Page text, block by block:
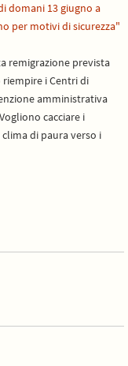
domani 13 giugno a
per motivi di sicurezza"
remigrazione prevista
riempire i Centri di
amministrativa
cacciare i
di paura verso i